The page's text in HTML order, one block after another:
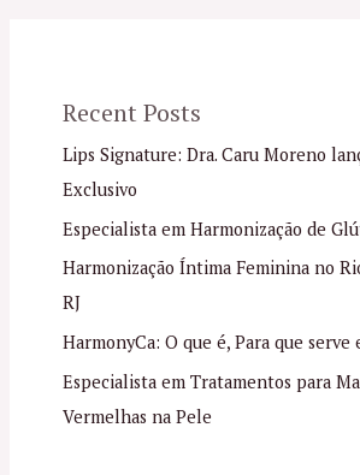
Recent Posts
Lips Signature: Dra. Caru Moreno
Exclusivo
Especialista em Harmonização de
Harmonização Íntima Feminina no
RJ
HarmonyCa: O que é, Para que serve
Especialista em Tratamentos para
Vermelhas na Pele